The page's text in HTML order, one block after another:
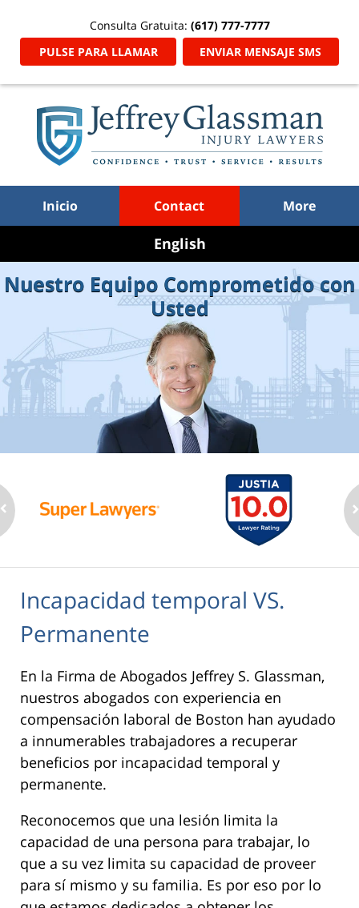
Consulta Gratuita: (617) 777-7777
PULSE PARA LLAMAR
ENVIAR MENSAJE SMS
Inicio Contact More
Go
to
English
Site
Nuestro Equipo Comprometido con
Usted
Incapacidad temporal VS.
Permanente
En la Firma de Abogados Jeffrey S. Glassman,
nuestros abogados con experiencia en
compensación laboral de Boston han ayudado
a innumerables trabajadores a recuperar
beneficios por incapacidad temporal y
permanente.
Reconocemos que una lesión limita la
capacidad de una persona para trabajar, lo
que a su vez limita su capacidad de proveer
para sí mismo y su familia. Es por eso por lo